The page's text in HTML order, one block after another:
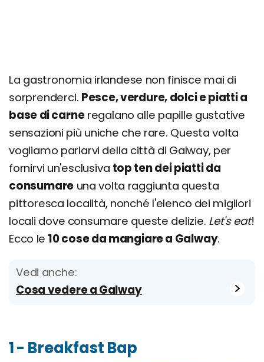
La gastronomia irlandese non finisce mai di
sorprenderci. Pesce, verdure, dolci e piatti a
base di carneregalano alle papille gustative
sensazioni più uniche che rare. Questa volta
vogliamo parlarvi della città di Galway, per
fornirvi un'esclusiva top ten dei piatti da
consumare una volta raggiunta questa
pittoresca località, nonché l'elenco dei migliori
locali dove consumare queste delizie. Let's eat!
Ecco le 10 cose da mangiare a Galway.
Vedi anche:
Cosa vedere a Galway
1 - Breakfast Bap